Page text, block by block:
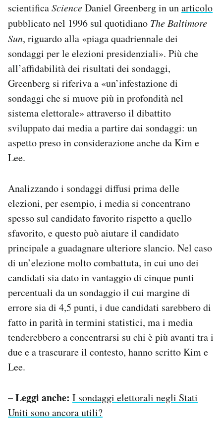
scientificaScienceDaniel Greenberg in unarticolo
pubblicato nel 1996 sul quotidiano The Baltimore
Sun, riguardo alla «piaga quadriennale dei
sondaggi per le elezioni presidenziali». Più che
all’affidabilità dei risultati dei sondaggi,
Greenberg si riferiva a «un’infestazione di
sondaggi che si muove più in profondità nel
sistema elettorale» attraverso il dibattito
sviluppato dai media a partire dai sondaggi: un
aspetto preso in considerazione anche da Kim e
Lee.
Analizzando i sondaggi diffusi prima delle
elezioni, per esempio, i media si concentrano
spesso sul candidato favorito rispetto a quello
sfavorito, e questo può aiutare il candidato
principale a guadagnare ulteriore slancio. Nel caso
di un’elezione molto combattuta, in cui uno dei
candidati sia dato in vantaggio di cinque punti
percentuali da un sondaggio il cui margine di
errore sia di 4,5 punti, i due candidati sarebbero di
fatto in parità in termini statistici, ma i media
tenderebbero a concentrarsi su chi è più avanti tra i
due e a trascurare il contesto, hanno scritto Kim e
Lee.
– Leggi anche: I sondaggi elettorali negli Stati
Uniti sono ancora utili?